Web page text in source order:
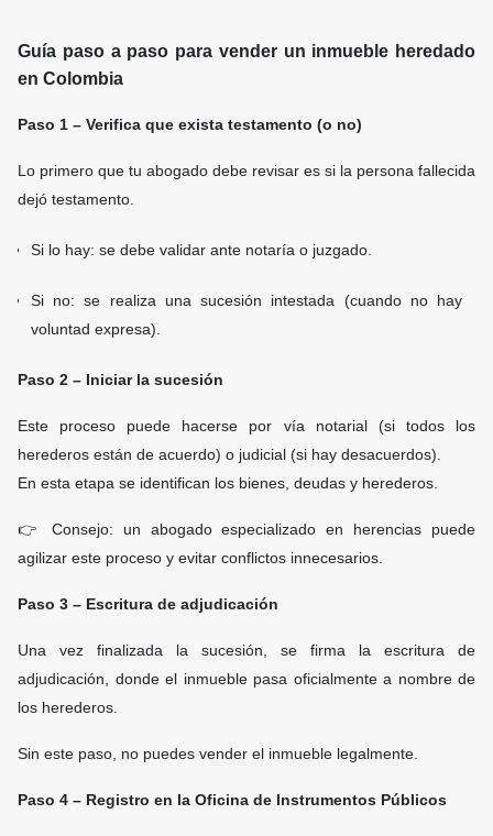
Guía paso a paso para vender un inmueble heredado
en Colombia
Paso 1 – Verifica que exista testamento (o no)
Lo primero que tu abogado debe revisar es si la persona fallecida
dejó testamento.
Si lo hay: se debe validar ante notaría o juzgado.
Si no: se realiza una sucesión intestada (cuando no hay
voluntad expresa).
Paso 2 – Iniciar la sucesión
Este proceso puede hacerse por vía notarial (si todos los
herederos están de acuerdo) o judicial (si hay desacuerdos).
En esta etapa se identifican los bienes, deudas y herederos.
👉 Consejo: un abogado especializado en herencias puede
agilizar este proceso y evitar conflictos innecesarios.
Paso 3 – Escritura de adjudicación
Una vez finalizada la sucesión, se firma la escritura de
adjudicación, donde el inmueble pasa oficialmente a nombre de
los herederos.
Sin este paso, no puedes vender el inmueble legalmente.
Paso 4 – Registro en la Oficina de Instrumentos Públicos